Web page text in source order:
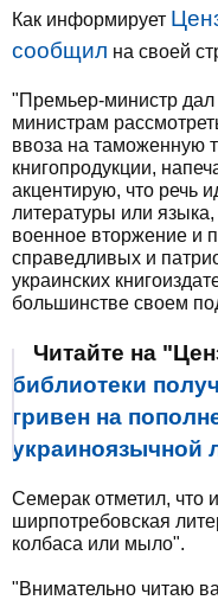
Как информирует
сообщил на своей
"Премьер-министр
министрам
ввоза на таможенную
книгопродукции,
акцентирую, что речь
литературы или
военное вторжение и
справедливых и
украинских
большинстве своем
Читайте на
библиотеки
гривен на
украиноязычной
Семерак отметил, что
ширпотребовская
колбаса или мыло".
"Внимательно читаю